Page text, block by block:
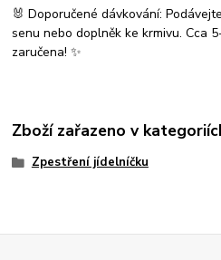
🐰Doporučené dávkování:
senu nebo doplněk ke krmivu. Cca
zaručena! ✨
Zboží zařazeno v
Zpestření jídelníčku